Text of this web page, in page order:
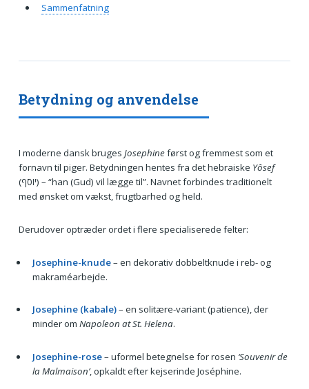
Betydning og anvendelse
I moderne dansk bruges Josephineførst og fremmest som et
fornavn til piger. Betydningen hentes fra det hebraiske Yôsef
(יוסף) – “han (Gud) vil lægge til”. Navnet forbindes traditionelt
med ønsket om vækst, frugtbarhed og held.
Derudover optræder ordet i flere specialiserede felter:
Josephine-knude– en dekorativ dobbeltknude i reb- og
makraméarbejde.
Josephine (kabale)– en solitære-variant (patience), der
minder om Napoleon at St. Helena.
Josephine-rose– uformel betegnelse for rosen ‘Souvenir de
la Malmaison’, opkaldt efter kejserinde Joséphine.
Sammenfatning